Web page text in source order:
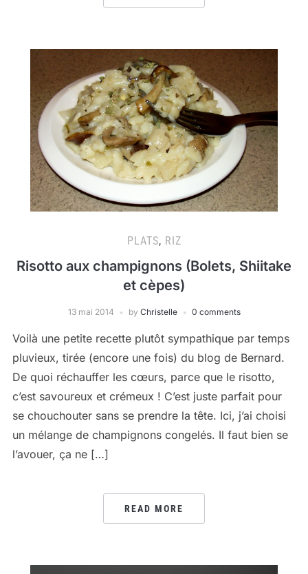
PLATS, RIZ
Risotto aux champignons (Bolets, Shiitake
et cèpes)
13 mai 2014 by Christelle 0 comments
Voilà une petite recette plutôt sympathique par temps
pluvieux, tirée (encore une fois) du blog de Bernard.
De quoi réchauffer les cœurs, parce que le risotto,
c’est savoureux et crémeux ! C’est juste parfait pour
se chouchouter sans se prendre la tête. Ici, j’ai choisi
un mélange de champignons congelés. Il faut bien se
l’avouer, ça ne […]
READ MORE